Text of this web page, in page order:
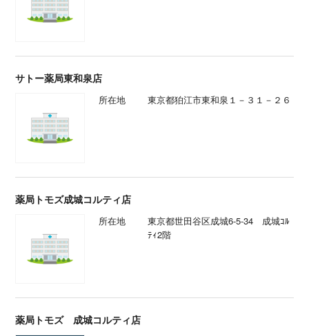
サトー薬局東和泉店
所在地 東京都狛江市東和泉１－３１－２６
薬局トモズ成城コルティ店
所在地
東京都世田谷区成城6-5-34 成城ｺﾙ
ﾃｨ2階
薬局トモズ 成城コルティ店